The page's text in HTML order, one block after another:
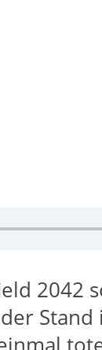
2042
Stand